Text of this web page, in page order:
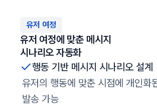
유저 여정
유저 여정에 맞춘 메시지
시나리오 자동화
행동 기반 메시지 시나리오 설계
유저의 행동에 맞춘 시점에 개인화
발송 가능